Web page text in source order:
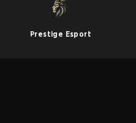
Prestige Esport